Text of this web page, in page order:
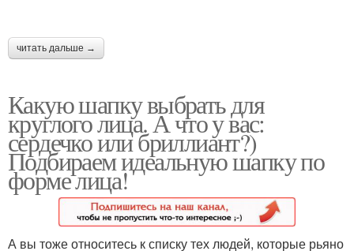
Овальное лицо Шапки для круглых лиц
Шапка для
прямоугольного лица
читать дальше →
Какую шапку выбрать для
круглого лица. А что у вас:
сердечко или бриллиант?)
Подбираем идеальную шапку по
форме лица!
А вы тоже относитесь к списку тех людей, которые рьяно